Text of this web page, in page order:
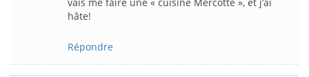
hâte!
Répondre